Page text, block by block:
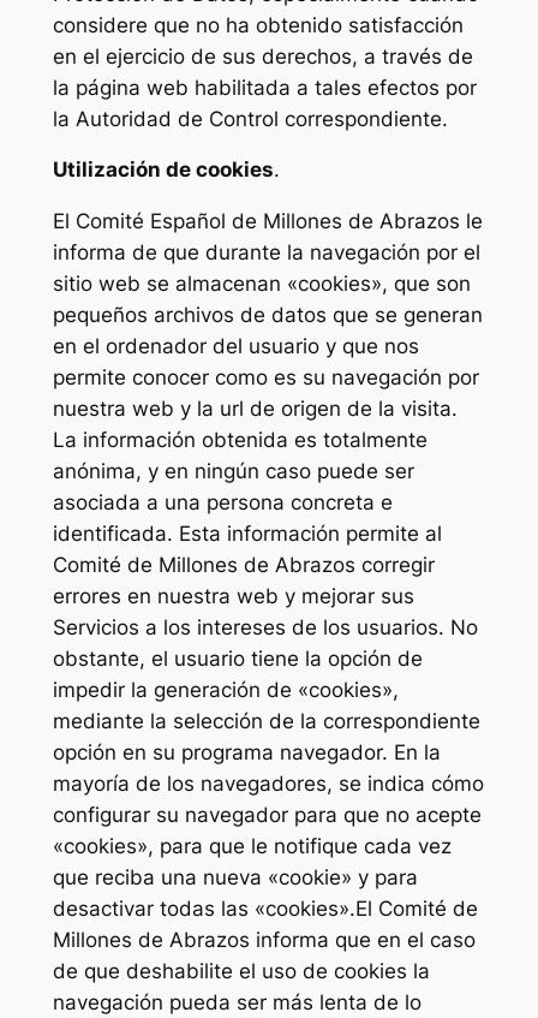
considere que no ha obtenido satisfacción
en el ejercicio de sus derechos, a través de
la página web habilitada a tales efectos por
la Autoridad de Control correspondiente.
Utilización de cookies.
El Comité Español de Millones de Abrazos le
informa de que durante la navegación por el
sitio web se almacenan «cookies», que son
pequeños archivos de datos que se generan
en el ordenador del usuario y que nos
permite conocer como es su navegación por
nuestra web y la url de origen de la visita.
La información obtenida es totalmente
anónima, y en ningún caso puede ser
asociada a una persona concreta e
identificada. Esta información permite al
Comité de Millones de Abrazos corregir
errores en nuestra web y mejorar sus
Servicios a los intereses de los usuarios. No
obstante, el usuario tiene la opción de
impedir la generación de «cookies»,
mediante la selección de la correspondiente
opción en su programa navegador. En la
mayoría de los navegadores, se indica cómo
configurar su navegador para que no acepte
«cookies», para que le notifique cada vez
que reciba una nueva «cookie» y para
desactivar todas las «cookies».El Comité de
Millones de Abrazos informa que en el caso
de que deshabilite el uso de cookies la
navegación pueda ser más lenta de lo